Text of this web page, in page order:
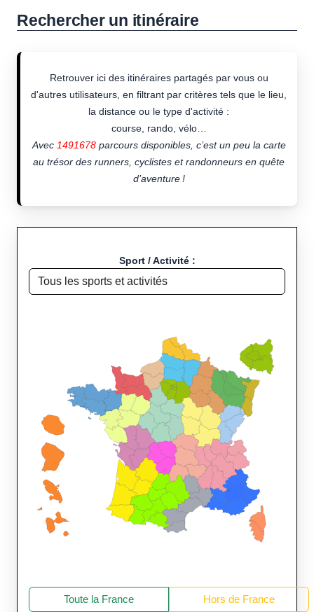
Rechercher un itinéraire
Retrouver ici des itinéraires partagés par vous ou
d'autres utilisateurs, en filtrant par critères tels que le lieu,
la distance ou le type d'activité :
course, rando, vélo…
Avec 1491678parcours disponibles, c’est un peu la carte
au trésor des runners, cyclistes et randonneurs en quête
d’aventure !
Sport / Activité :
Toute la France Hors de France